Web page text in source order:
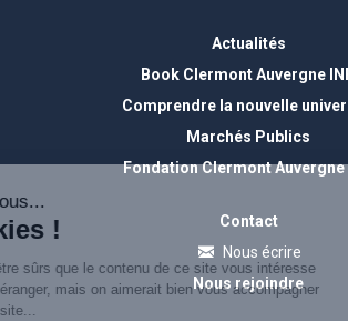
Actualités
Book Clermont Auvergne
Comprendre la nouvelle
Marchés Publics
Fondation Clermont Auvergne
Contact
Nous écrire
Nous rejoindre